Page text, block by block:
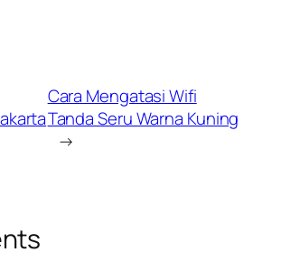
Cara Mengatasi Wifi
Tanda Seru Warna Kuning
→